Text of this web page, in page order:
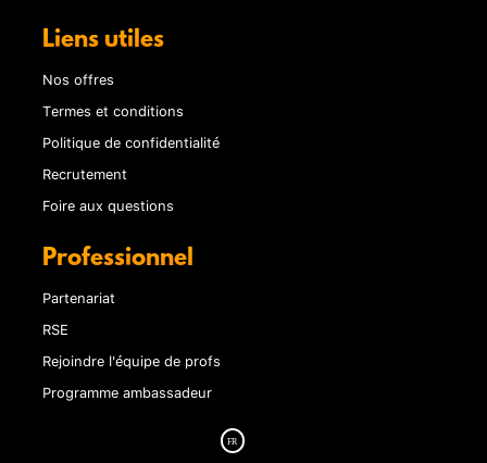
Liens utiles
Nos offres
Termes et conditions
Politique de confidentialité
Recrutement
Foire aux questions
Professionnel
Partenariat
RSE
Rejoindre l'équipe de profs
Programme ambassadeur